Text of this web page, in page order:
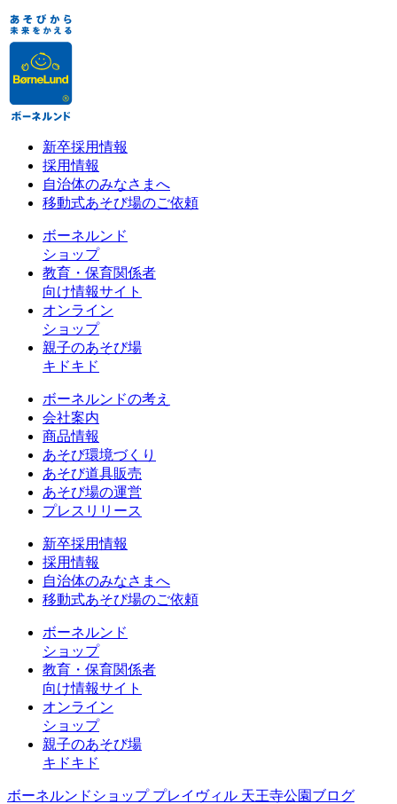
新卒採用情報
採用情報
自治体のみなさまへ
移動式あそび場のご依頼
ボーネルンド
ショップ
教育・保育関係者
向け情報サイト
オンライン
ショップ
親子のあそび場
キドキド
ボーネルンドの考え
会社案内
商品情報
あそび環境づくり
あそび道具販売
あそび場の運営
プレスリリース
新卒採用情報
採用情報
自治体のみなさまへ
移動式あそび場のご依頼
ボーネルンド
ショップ
教育・保育関係者
向け情報サイト
オンライン
ショップ
親子のあそび場
キドキド
ボーネルンドショップ プレイヴィル 天王寺公園ブログ